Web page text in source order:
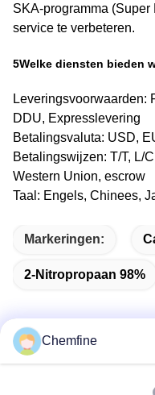
SKA-programma
service te verbeteren.
5Welke diensten bieden
Leveringsvoorwaarden:
DDU, Expresslevering
Betalingsvaluta: USD,
Betalingswijzen: T/T, L/
Western Union, escrow
Taal: Engels, Chinees,
Markeringen:
2-Nitropropaan 98%
Chemfine